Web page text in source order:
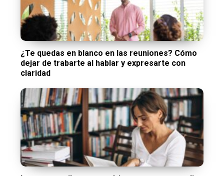
¿Te quedas en blanco en las reuniones? Cómo
dejar de trabarte al hablar y expresarte con
claridad